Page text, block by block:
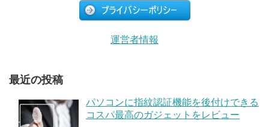
運営者情報
最近の投稿
パソコンに指紋認証機能を後付けできる
コスパ最高のガジェットをレビュー